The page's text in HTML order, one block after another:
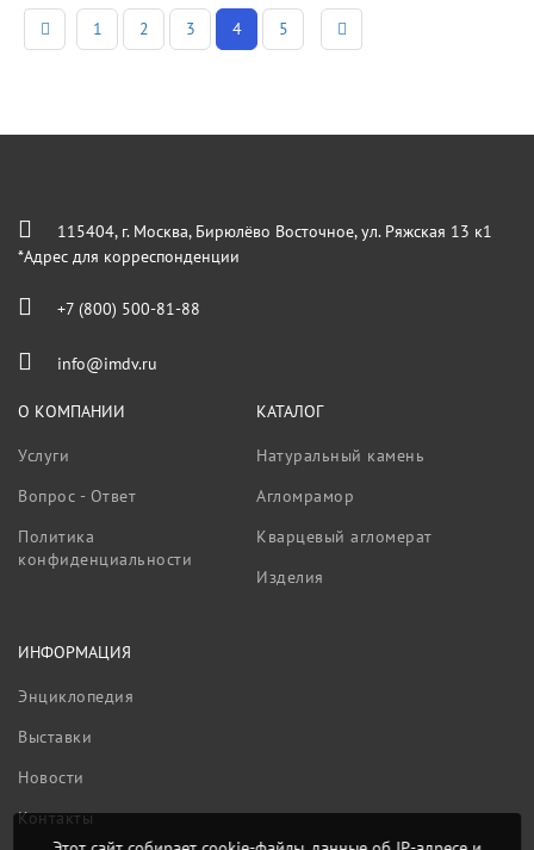
1 2 3 4 5
115404, г. Москва, Бирюлёво Восточное, ул. Ряжская 13 к1
*Адрес для корреспонденции
+7 (800) 500-81-88
info@imdv.ru
О КОМПАНИИ
Услуги
Вопрос - Ответ
Политика
конфиденциальности
КАТАЛОГ
Натуральный камень
Агломрамор
Кварцевый агломерат
Изделия
ИНФОРМАЦИЯ
Энциклопедия
Выставки
Новости
Контакты